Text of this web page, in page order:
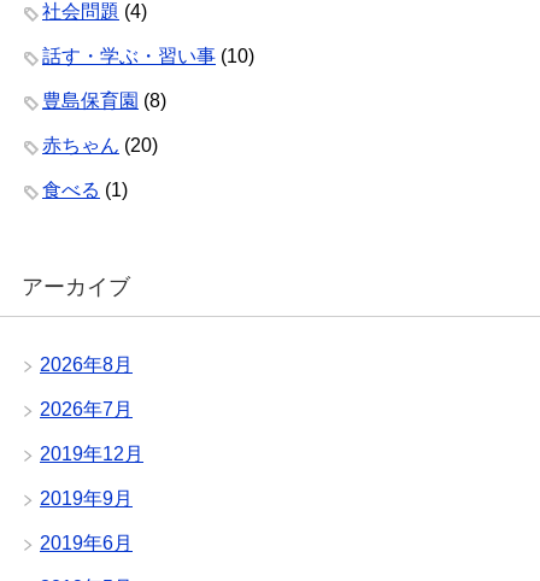
社会問題 (4)
話す・学ぶ・習い事 (10)
豊島保育園 (8)
赤ちゃん (20)
食べる (1)
アーカイブ
2026年8月
2026年7月
2019年12月
2019年9月
2019年6月